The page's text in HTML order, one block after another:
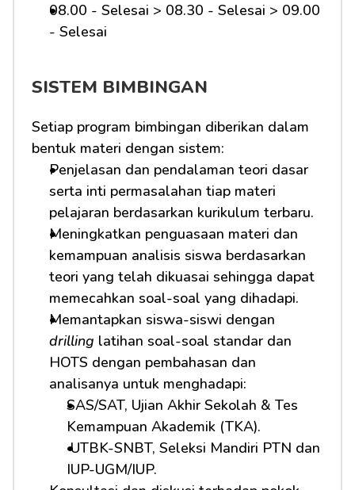
08.00 - Selesai > 08.30 - Selesai > 09.00
- Selesai
SISTEM BIMBINGAN
Setiap program bimbingan diberikan dalam
bentuk materi dengan sistem:
Penjelasan dan pendalaman teori dasar
serta inti permasalahan tiap materi
pelajaran berdasarkan kurikulum terbaru.
Meningkatkan penguasaan materi dan
kemampuan analisis siswa berdasarkan
teori yang telah dikuasai sehingga dapat
memecahkan soal-soal yang dihadapi.
drilling latihan soal-soal standar dan
HOTS dengan pembahasan dan
analisanya untuk menghadapi:
SAS/SAT, Ujian Akhir Sekolah & Tes
Kemampuan Akademik (TKA).
UTBK-SNBT, Seleksi Mandiri PTN dan
IUP-UGM/IUP.